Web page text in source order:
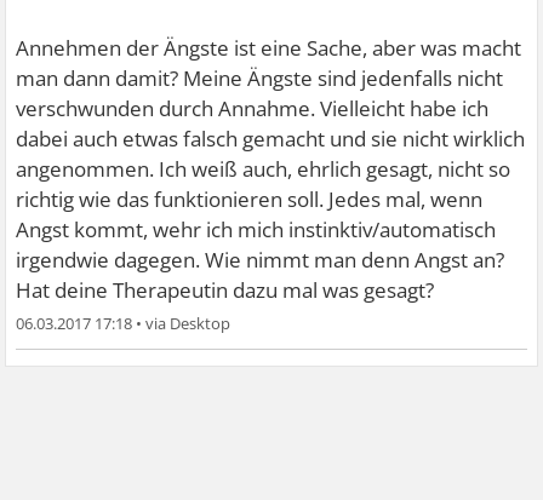
soll... Das sagen nicht nur die esoterischen Lehrer (aus
der Esoterik glaube ich auch nicht alles, ziehe mir nur das
raus, was ich logisch finde), Ängste annehmen ist wichtig,
sagt auch meine Kassentherapeutin
. Das fällt bei
starken Ängsten aber schwer, finde ich. Aber ich versuche
es.
Annehmen der Ängste ist eine Sache, aber was macht
man dann damit? Meine Ängste sind jedenfalls nicht
verschwunden durch Annahme. Vielleicht habe ich
dabei auch etwas falsch gemacht und sie nicht wirklich
angenommen. Ich weiß auch, ehrlich gesagt, nicht so
richtig wie das funktionieren soll. Jedes mal, wenn
Angst kommt, wehr ich mich instinktiv/automatisch
irgendwie dagegen. Wie nimmt man denn Angst an?
Hat deine Therapeutin dazu mal was gesagt?
06.03.2017 17:18 •